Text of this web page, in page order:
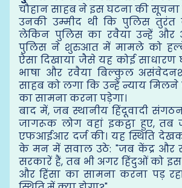
चौहान साहब ने इस घटना की सूचना
उनकी उम्मीद थी कि पुलिस तुरंत
लेकिन पुलिस का रवैया उन्हें और
पुलिस ने शुरुआत में मामले को
ऐसा दिखाया जैसे यह कोई साधारण
भाषा और रवैया बिल्कुल
साहब को लगा कि उन्हें न्याय मिलने
का सामना करना पड़ेगा।
बाद में, जब स्थानीय हिंदूवादी
जागरूक लोग वहां इकट्ठा हुए,
एफआईआर दर्ज की। यह स्थिति
के मन में सवाल उठे: "जब केंद्र और
सरकारें हैं, तब भी अगर हिंदुओं को
और हिंसा का सामना करना पड़